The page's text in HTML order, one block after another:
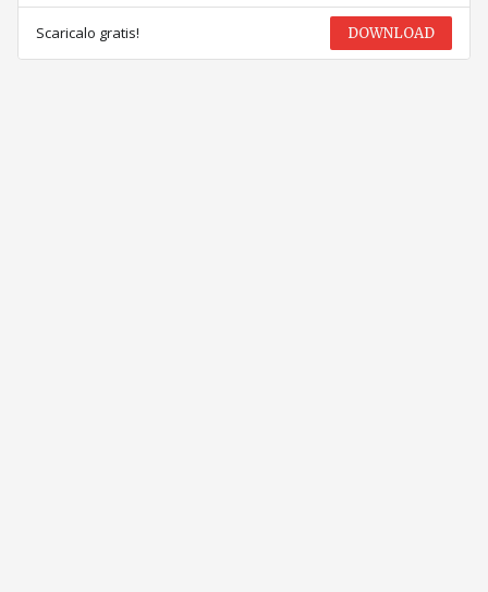
Scaricalo gratis! DOWNLOAD